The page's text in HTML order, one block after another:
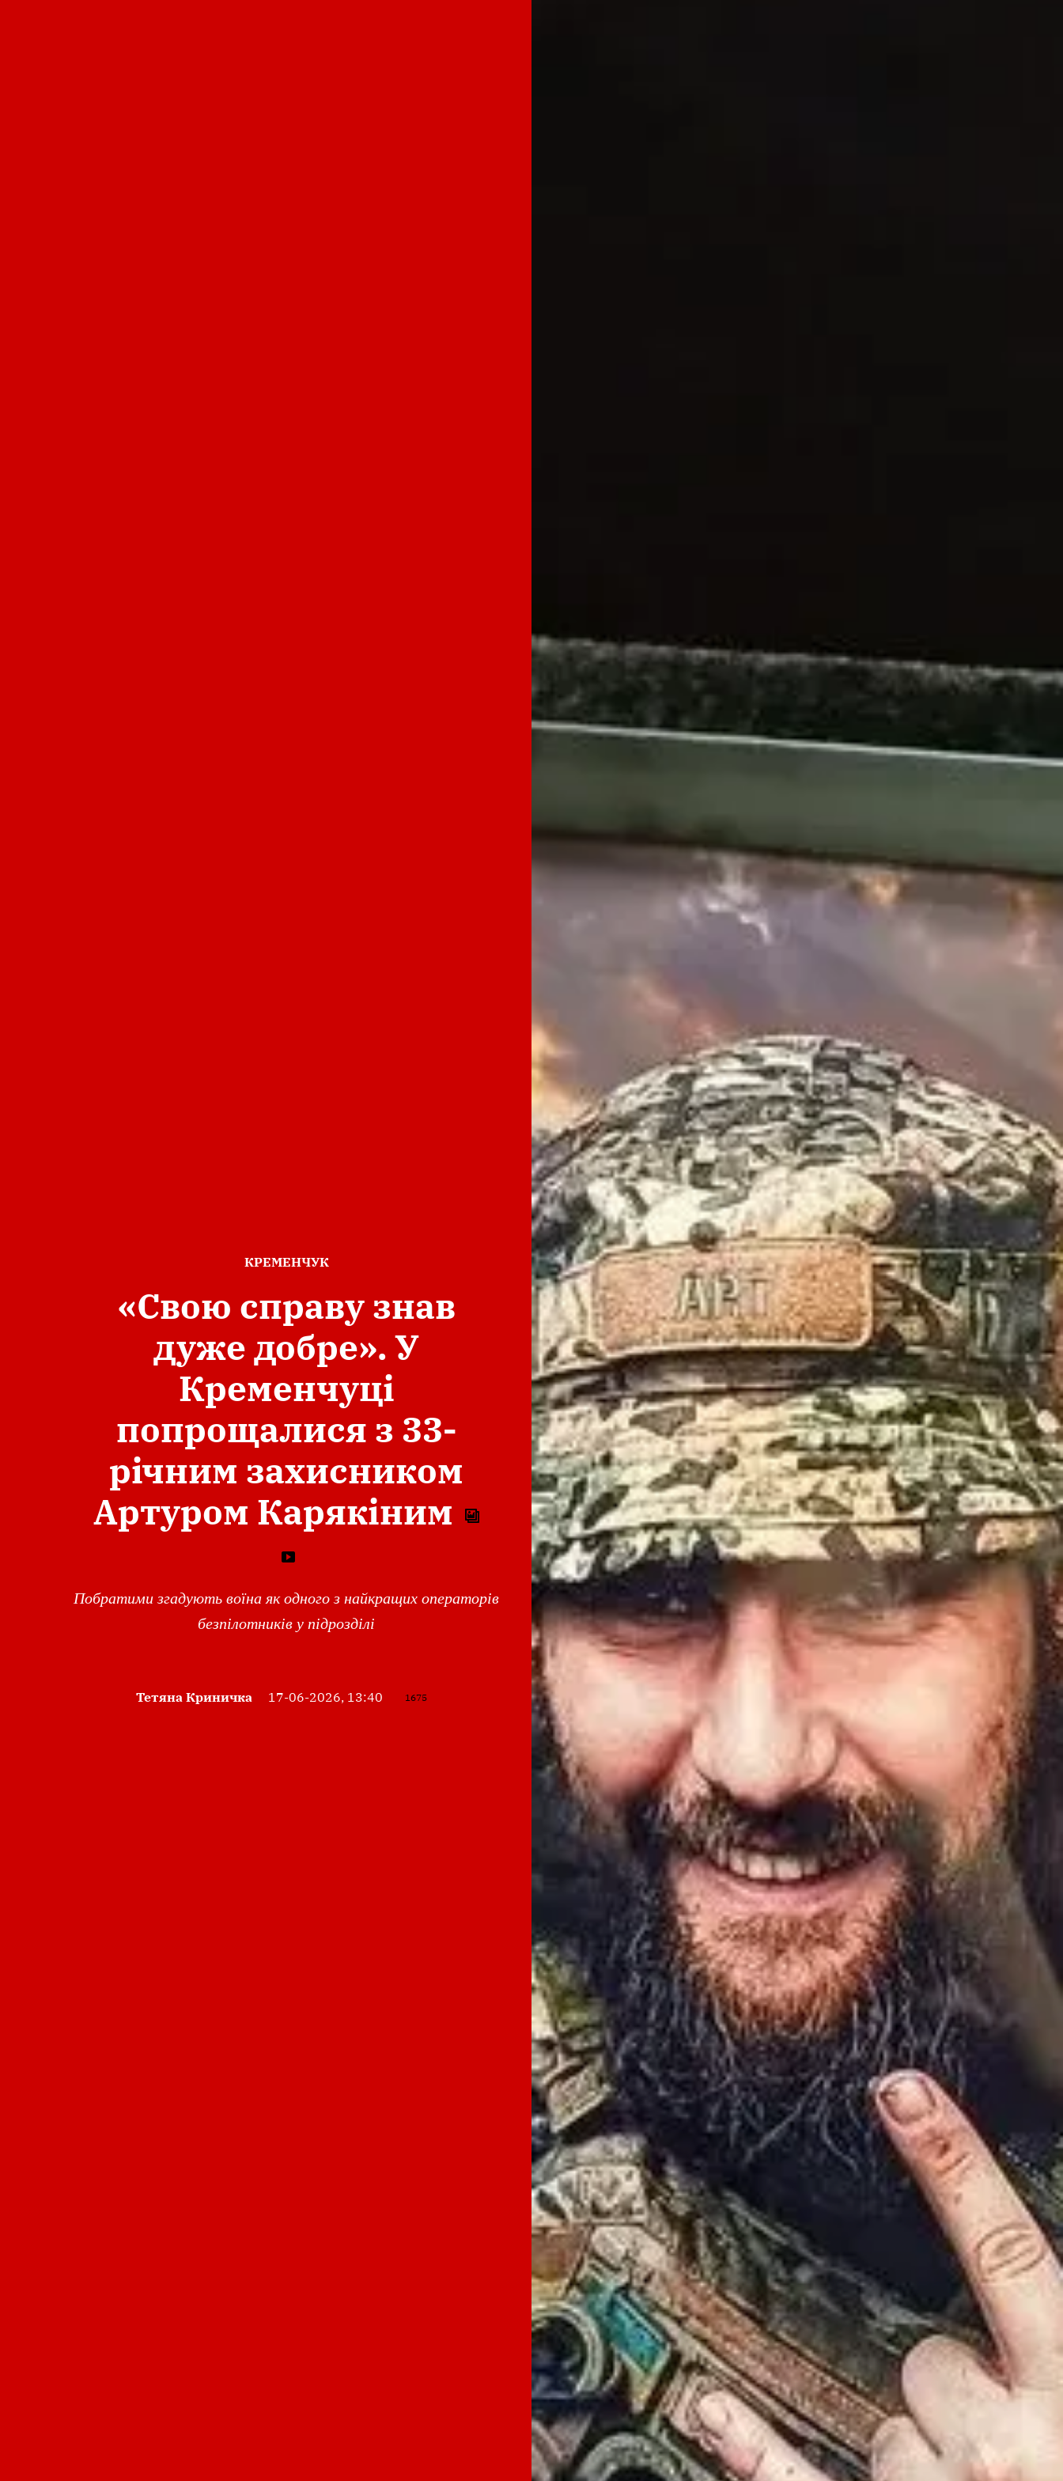
ОПУБЛІКОВАНО
КРЕМЕНЧУК
«Свою справу знав
дуже добре». У
Кременчуці
попрощалися з 33-
річним захисником
Артуром Карякіним
Побратими згадують воїна як одного з найкращих операторів
безпілотників у підрозділі
Тетяна Криничка 17-06-2026, 13:40 1675